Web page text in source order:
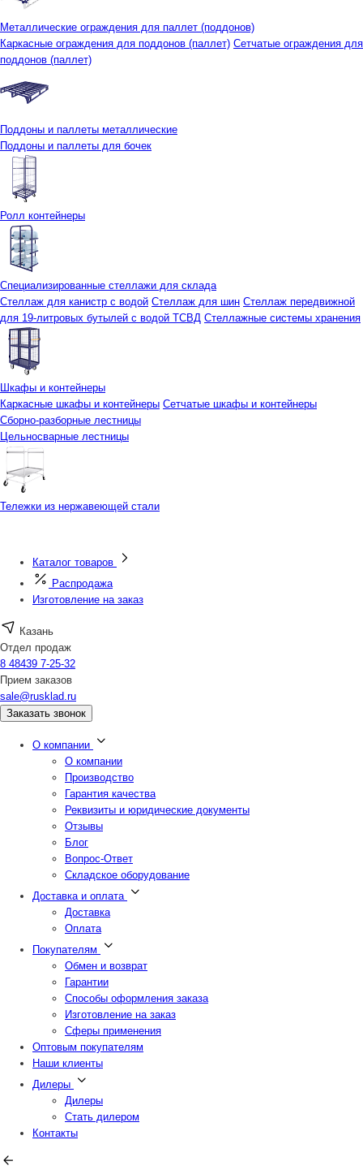
Металлические ограждения для паллет (поддонов)
Каркасные ограждения для поддонов (паллет) Сетчатые ограждения для
поддонов (паллет)
Поддоны и паллеты металлические
Поддоны и паллеты для бочек
Ролл контейнеры
Специализированные стеллажи для склада
Стеллаж для канистр с водой Стеллаж для шин Стеллаж передвижной
для 19-литровых бутылей с водой ТСВД Стеллажные системы хранения
Шкафы и контейнеры
Каркасные шкафы и контейнеры Сетчатые шкафы и контейнеры
Сборно-разборные лестницы
Цельносварные лестницы
Тележки из нержавеющей стали
Каталог товаров
Распродажа
Изготовление на заказ
Казань
Отдел продаж
8 48439 7-25-32
Прием заказов
sale@rusklad.ru
Заказать звонок
О компании
О компании
Производство
Гарантия качества
Реквизиты и юридические документы
Отзывы
Блог
Вопрос-Ответ
Складское оборудование
Доставка и оплата
Доставка
Оплата
Покупателям
Обмен и возврат
Гарантии
Способы оформления заказа
Изготовление на заказ
Сферы применения
Оптовым покупателям
Наши клиенты
Дилеры
Дилеры
Стать дилером
Контакты